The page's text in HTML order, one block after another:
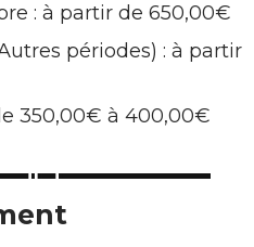
: à partir de 650,00€
périodes) : à partir
350,00€ à 400,00€